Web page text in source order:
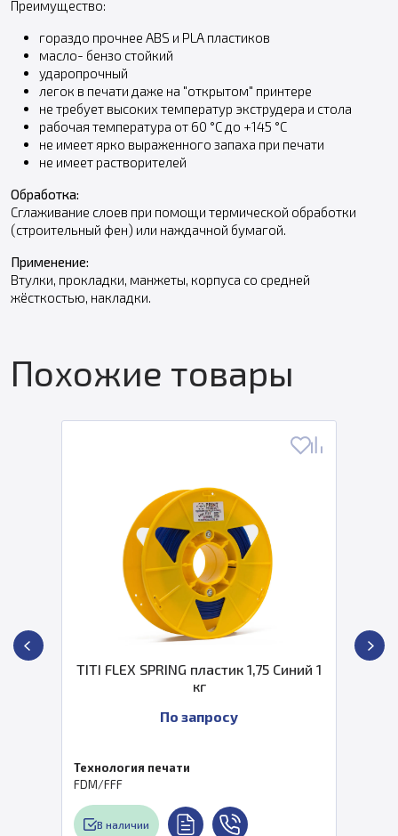
Преимущество:
гораздо прочнее ABS и PLA пластиков
масло- бензо стойкий
ударопрочный
легок в печати даже на "открытом" принтере
не требует высоких температур экструдера и стола
рабочая температура от 60 °С до +145 °С
не имеет ярко выраженного запаха при печати
не имеет растворителей
Обработка:
Сглаживание слоев при помощи термической обработки
(строительный фен) или наждачной бумагой.
Применение:
Втулки, прокладки, манжеты, корпуса со средней
жёсткостью, накладки.
Похожие товары
TITI FLEX SPRING пластик 1,75 Синий 1
кг
По запросу
Технология печати
FDM/FFF
В наличии